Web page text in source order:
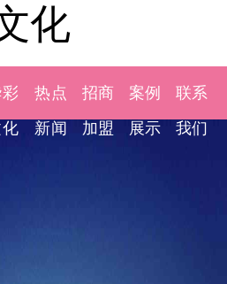
化
热点
新闻
招商
加盟
案例
展示
联系
我们